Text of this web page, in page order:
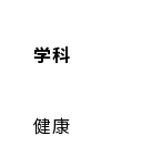
学科
健康